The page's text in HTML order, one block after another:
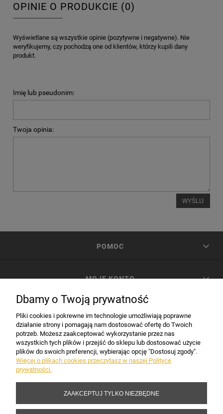
OPINIE O PRODUKCIE (0)
Wyświetlane są wszystkie opinie (pozytywne i negatywne). Nie
weryfikujemy, czy pochodzą one od klientów, którzy kupili dany
produkt.
Imię lub pseudonim:
Twoja opinia:
WYŚLIJ
POMOC
MOJE KONTO
INFORMACJE
Copyright 2017-2026 Sakramento.pl
Dbamy o Twoją prywatność
Pliki cookies i pokrewne im technologie umożliwiają poprawne
działanie strony i pomagają nam dostosować ofertę do Twoich
potrzeb. Możesz zaakceptować wykorzystanie przez nas
wszystkich tych plików i przejść do sklepu lub dostosować użycie
plików do swoich preferencji, wybierając opcję "Dostosuj zgody".
Więcej o plikach cookies przeczytasz w naszej Polityce
prywatności.
ZAAKCEPTUJ TYLKO NIEZBĘDNE